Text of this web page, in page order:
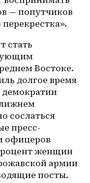
— попутчиков
стать
Востоке.
долгое время
сослаться
пресс-
офицеров
женщин
рожавской армии
посты.